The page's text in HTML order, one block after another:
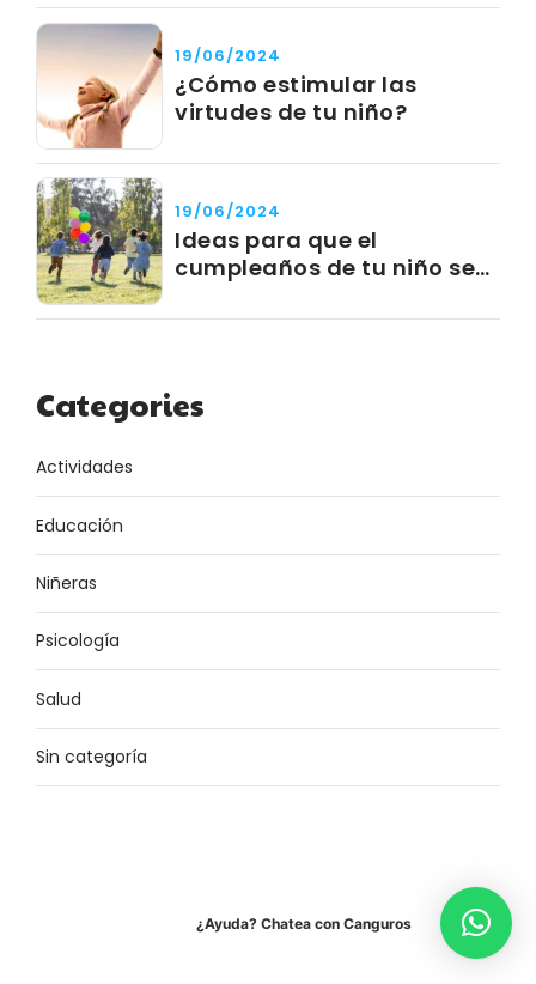
19/06/2024
¿Cómo estimular las
virtudes de tu niño?
19/06/2024
Ideas para que el
cumpleaños de tu niño sea
Categories
Actividades
Educación
Niñeras
Psicología
Salud
Sin categoría
¿Ayuda? Chatea con Canguros